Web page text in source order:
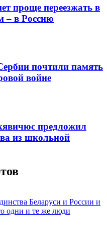
проще переезжать в
– в Россию
почтили память
войне
предложил
из школьной
Беларуси и России и
одни и те же люди